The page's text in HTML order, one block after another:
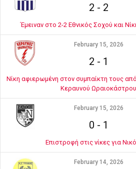
2 - 2
Έμειναν στο 2-2 Εθνικός Σοχού και
February 15, 2026
2 - 1
Νίκη αφιερωμένη στον συμπαίκτη τους
Κεραυνού Ωραιοκάστρου
February 15, 2026
0 - 1
Επιστροφή στις νίκες για
February 14, 2026